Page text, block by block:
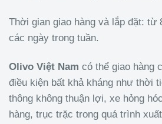
Thời gian giao hàng và lắp đặt: từ
các ngày trong tuần.
Olivo Việt Nam có thể giao hàng
điều kiện bất khả kháng như thời
thông không thuận lợi, xe hỏng
hàng, trục trặc trong quá trình